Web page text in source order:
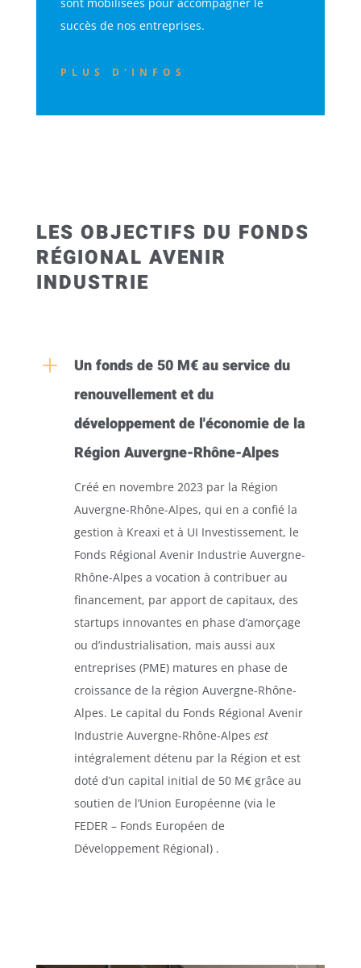
succès de nos entreprises.
PLUS D'INFOS
LES OBJECTIFS DU FONDS
RÉGIONAL AVENIR
INDUSTRIE
L
Un fonds de 50 M€ au service du
renouvellement et du
développement de l'économie de la
Région Auvergne-Rhône-Alpes
Créé en novembre 2023 par la Région
Auvergne-Rhône-Alpes, qui en a confié la
gestion à Kreaxi et à UI Investissement, le
Fonds Régional Avenir Industrie Auvergne-
Rhône-Alpes a vocation à contribuer au
financement, par apport de capitaux, des
startups innovantes en phase d’amorçage
ou d’industrialisation, mais aussi aux
entreprises (PME) matures en phase de
croissance de la région Auvergne-Rhône-
Alpes. Le capital du Fonds Régional Avenir
Industrie Auvergne-Rhône-Alpes est
intégralement détenu par la Région et est
doté d’un capital initial de 50 M€ grâce au
soutien de l’Union Européenne (via le
FEDER – Fonds Européen de
Développement Régional) .